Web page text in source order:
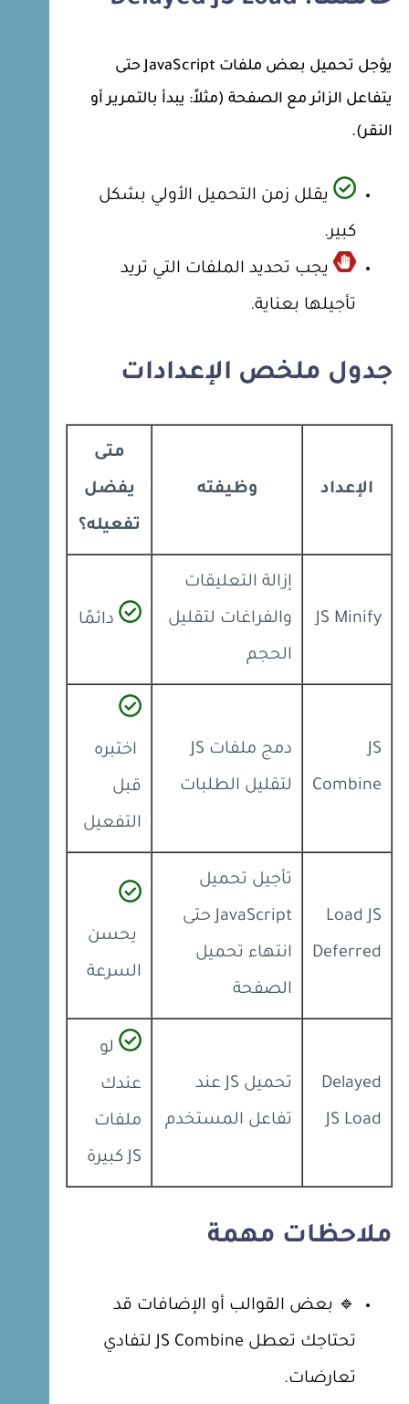
يؤجل تحميل بعض ملفات JavaScript حتى
يتفاعل الزائر مع الصفحة (مثلاً: يبدأ بالتمرير أو
النقر).
يقلل زمن التحميل الأولي بشكل
كبير.
يجب تحديد الملفات التي تريد
تأجيلها بعناية.
جدول ملخص الإعدادات
الإعداد وظيفته
متى
يفضل
تفعيله؟
JS Minify
إزالة التعليقات
والفراغات لتقليل
الحجم
دائمًا
JS
Combine
دمج ملفات JS
لتقليل الطلبات
اختبره
قبل
التفعيل
Load JS
Deferred
تأجيل تحميل
JavaScript حتى
انتهاء تحميل
الصفحة
يحسن
السرعة
Delayed
JS Load
تحميل JS عند
تفاعل المستخدم
لو
عندك
ملفات
JS كبيرة
ملاحظات مهمة
🔹 بعض القوالب أو الإضافات قد
تحتاجك تعطل JS Combine لتفادي
تعارضات.